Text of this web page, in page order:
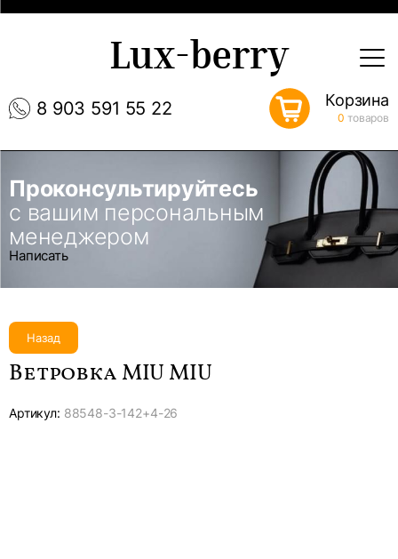
8 903 591 55 22
Lux-berry
Корзина
0 товаров
Проконсультируйтесь
с вашим персональным
менеджером
Написать
Назад
Ветровка MIU MIU
Артикул: 88548-3-142+4-26